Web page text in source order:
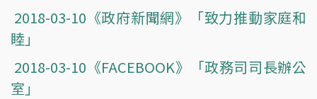
2018-03-10《政府新聞網》「致力推動家庭和
睦」
2018-03-10《FACEBOOK》「政務司司長辦公
室」